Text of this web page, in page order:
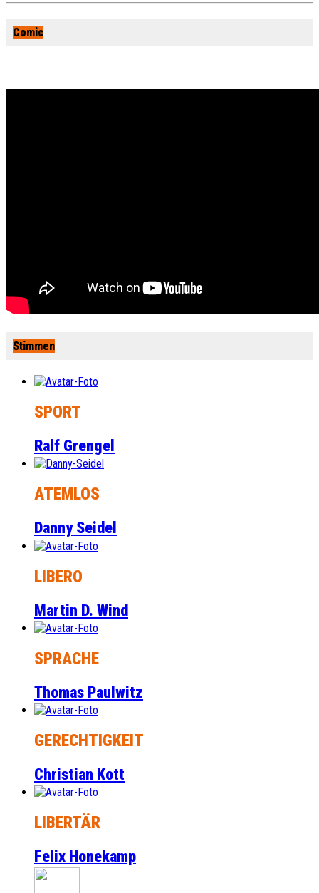
Comic
Stimmen
SPORT
Ralf Grengel
ATEMLOS
Danny Seidel
LIBERO
Martin D. Wind
SPRACHE
Thomas Paulwitz
GERECHTIGKEIT
Christian Kott
LIBERTÄR
Felix Honekamp